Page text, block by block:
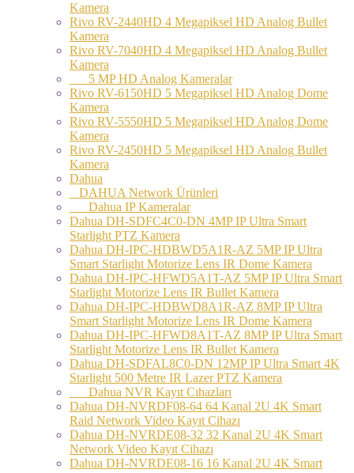
Kamera
Rivo RV-2440HD 4 Megapiksel HD Analog Bullet
Kamera
Rivo RV-7040HD 4 Megapiksel HD Analog Bullet
Kamera
5 MP HD Analog Kameralar
Rivo RV-6150HD 5 Megapiksel HD Analog Dome
Kamera
Rivo RV-5550HD 5 Megapiksel HD Analog Dome
Kamera
Rivo RV-2450HD 5 Megapiksel HD Analog Bullet
Kamera
Dahua
DAHUA Network Ürünleri
Dahua IP Kameralar
Dahua DH-SDFC4C0-DN 4MP IP Ultra Smart
Starlight PTZ Kamera
Dahua DH-IPC-HDBWD5A1R-AZ 5MP IP Ultra
Smart Starlight Motorize Lens IR Dome Kamera
Dahua DH-IPC-HFWD5A1T-AZ 5MP IP Ultra Smart
Starlight Motorize Lens IR Bullet Kamera
Dahua DH-IPC-HDBWD8A1R-AZ 8MP IP Ultra
Smart Starlight Motorize Lens IR Dome Kamera
Dahua DH-IPC-HFWD8A1T-AZ 8MP IP Ultra Smart
Starlight Motorize Lens IR Bullet Kamera
Dahua DH-SDFAL8C0-DN 12MP IP Ultra Smart 4K
Starlight 500 Metre IR Lazer PTZ Kamera
Dahua NVR Kayıt Cıhazları
Dahua DH-NVRDF08-64 64 Kanal 2U 4K Smart
Raid Network Video Kayıt Cihazı
Dahua DH-NVRDE08-32 32 Kanal 2U 4K Smart
Network Video Kayıt Cihazı
Dahua DH-NVRDE08-16 16 Kanal 2U 4K Smart